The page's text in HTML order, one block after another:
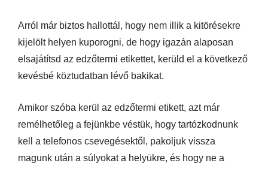
Arról már biztos hallottál, hogy nem illik a kitörésekre
kijelölt helyen kuporogni, de hogy igazán alaposan
elsajátítsd az edzőtermi etikettet, kerüld el a következő
kevésbé köztudatban lévő bakikat.
Amikor szóba kerül az edzőtermi etikett, azt már
remélhetőleg a fejünkbe véstük, hogy tartózkodnunk
kell a telefonos csevegésektől, pakoljuk vissza
magunk után a súlyokat a helyükre, és hogy ne a